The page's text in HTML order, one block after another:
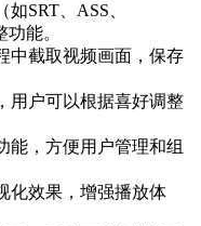
SRT、ASS、
能。
中截取视频画面，保存
用户可以根据喜好调整
能，方便用户管理和组
化效果，增强播放体